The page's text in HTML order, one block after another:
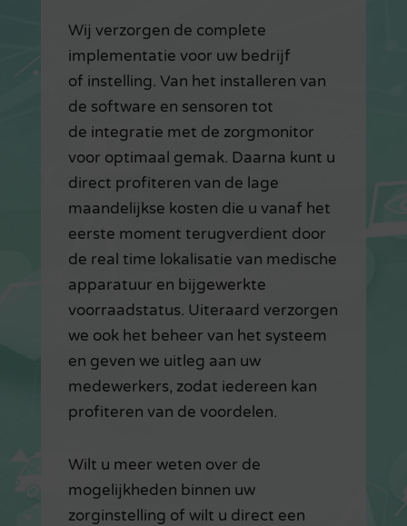
Wij verzorgen de complete
implementatie voor uw bedrijf
of instelling. Van het installeren van
de software en sensoren tot
de integratie met de zorgmonitor
voor optimaal gemak. Daarna kunt u
direct profiteren van de lage
maandelijkse kosten die u vanaf het
eerste moment terugverdient door
de real time lokalisatie van medische
apparatuur en bijgewerkte
voorraadstatus. Uiteraard verzorgen
we ook het beheer van het systeem
en geven we uitleg aan uw
medewerkers, zodat iedereen kan
profiteren van de voordelen.
Wilt u meer weten over de
mogelijkheden binnen uw
zorginstelling of wilt u direct een